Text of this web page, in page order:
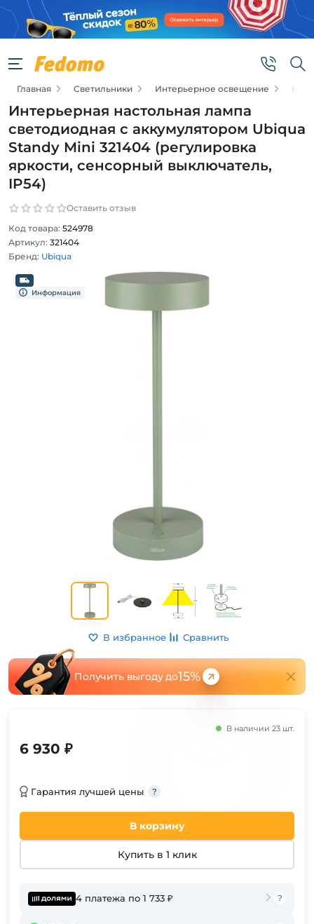
Главная Светильники Интерьерное освещение
Интерьерная настольная лампа
светодиодная с аккумулятором Ubiqua
Standy Mini 321404 (регулировка
яркости, сенсорный выключатель,
IP54)
Оставить отзыв
Код товара: 524978
Артикул: 321404
Бренд: Ubiqua
В избранное Сравнить
Получить выгоду до15%
В наличии 23 шт.
6 930 ₽
Гарантия лучшей цены
В корзину
Купить в 1 клик
4 платежа по 1 733 ₽